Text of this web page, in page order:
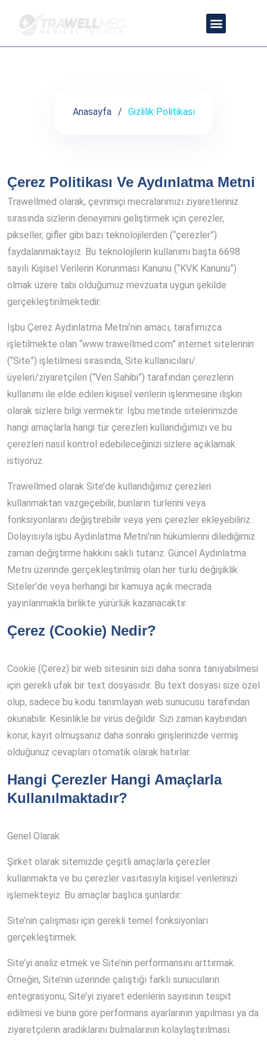
Gizlilik Politikası
Anasayfa Gizlilik Politikası
Çerez Politikası Ve Aydınlatma Metni
Trawellmed olarak, çevrimiçi mecralarımızı ziyaretleriniz
sırasında sizlerin deneyimini geliştirmek için çerezler,
pikseller, gifler gibi bazı teknolojilerden (“çerezler”)
faydalanmaktayız. Bu teknolojilerin kullanımı başta 6698
sayılı Kişisel Verilerin Korunması Kanunu (“KVK Kanunu”)
olmak üzere tabi olduğumuz mevzuata uygun şekilde
gerçekleştirilmektedir.
İşbu Çerez Aydınlatma Metni’nin amacı, tarafımızca
işletilmekte olan “www.trawellmed.com” internet sitelerinin
(“Site”) işletilmesi sırasında, Site kullanıcıları/
üyeleri/ziyaretçileri (“Veri Sahibi”) tarafından çerezlerin
kullanımı ile elde edilen kişisel verilerin işlenmesine ilişkin
olarak sizlere bilgi vermektir. İşbu metinde sitelerimizde
hangi amaçlarla hangi tür çerezleri kullandığımızı ve bu
çerezleri nasıl kontrol edebileceğinizi sizlere açıklamak
istiyoruz.
Trawellmed olarak Site’de kullandığımız çerezleri
kullanmaktan vazgeçebilir, bunların türlerini veya
fonksiyonlarını değiştirebilir veya yeni çerezler ekleyebiliriz.
Dolayısıyla işbu Aydınlatma Metni’nin hükümlerini dilediğimiz
zaman değiştirme hakkını saklı tutarız. Güncel Aydınlatma
Metni üzerinde gerçekleştirilmiş olan her türlü değişiklik
Siteler’de veya herhangi bir kamuya açık mecrada
yayınlanmakla birlikte yürürlük kazanacaktır.
Çerez (Cookie) Nedir?
Cookie (Çerez) bir web sitesinin sizi daha sonra tanıyabilmesi
için gerekli ufak bir text dosyasıdır. Bu text dosyası size özel
olup, sadece bu kodu tanımlayan web sunucusu tarafından
okunabilir. Kesinlikle bir virüs değildir. Sizi zaman kaybından
korur, kayıt olmuşsanız daha sonraki girişlerinizde vermiş
olduğunuz cevapları otomatik olarak hatırlar.
Hangi Çerezler Hangi Amaçlarla
Kullanılmaktadır?
Genel Olarak
Şirket olarak sitemizde çeşitli amaçlarla çerezler
kullanmakta ve bu çerezler vasıtasıyla kişisel verilerinizi
işlemekteyiz. Bu amaçlar başlıca şunlardır:
Site’nin çalışması için gerekli temel fonksiyonları
gerçekleştirmek.
Site’yi analiz etmek ve Site’nin performansını arttırmak.
Örneğin, Site’nin üzerinde çalıştığı farklı sunucuların
entegrasyonu, Site’yi ziyaret edenlerin sayısının tespit
edilmesi ve buna göre performans ayarlarının yapılması ya da
ziyaretçilerin aradıklarını bulmalarının kolaylaştırılması.